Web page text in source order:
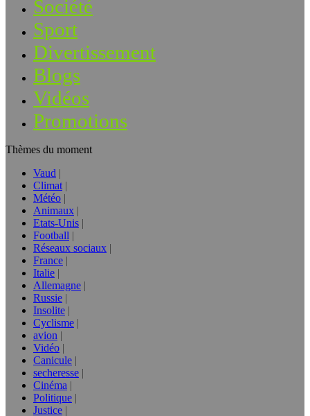
Société
Sport
Divertissement
Blogs
Vidéos
Promotions
Thèmes du moment
Vaud
Climat
Météo
Animaux
Etats-Unis
Football
Réseaux sociaux
France
Italie
Allemagne
Russie
Insolite
Cyclisme
avion
Vidéo
Canicule
secheresse
Cinéma
Politique
Justice